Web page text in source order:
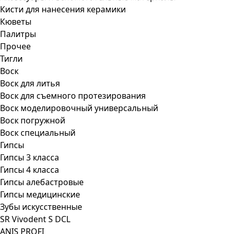
Кисти для нанесения керамики
Кюветы
Палитры
Прочее
Тигли
Воск
Воск для литья
Воск для съемного протезирования
Воск моделировочный универсальный
Воск погружной
Воск специальный
Гипсы
Гипсы 3 класса
Гипсы 4 класса
Гипсы алебастровые
Гипсы медицинские
Зубы искусственные
SR Vivodent S DCL
ANIS PROFI